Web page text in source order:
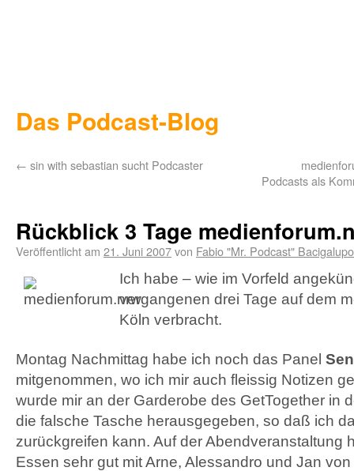
Das Podcast-Blog
← sin with sebastian sucht Podcaster
Podcasts als
Rückblick 3 Tage
Veröffentlicht am 21. Juni 2007von Fabio "Mr. Podcast" Bacigalupo
Ich habe – wie im Vorfeld
vergangenen drei Tage auf dem
Köln verbracht.
Montag Nachmittag habe ich noch das Panel
mitgenommen, wo ich mir auch fleissig Notizen
wurde mir an der Garderobe des GetTogether in
die falsche Tasche herausgegeben, so daß ich
zurückgreifen kann. Auf der Abendveranstaltung
Essen sehr gut mit Arne, Alessandro und Jan von